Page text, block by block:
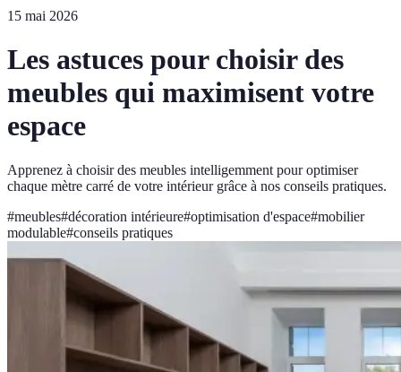
15 mai 2026
Les astuces pour choisir des
meubles qui maximisent votre
espace
Apprenez à choisir des meubles intelligemment pour optimiser
chaque mètre carré de votre intérieur grâce à nos conseils pratiques.
#meubles#décoration intérieure#optimisation d'espace#mobilier
modulable#conseils pratiques